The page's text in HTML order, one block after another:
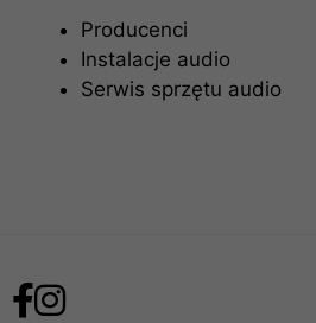
Producenci
Instalacje audio
Serwis sprzętu audio